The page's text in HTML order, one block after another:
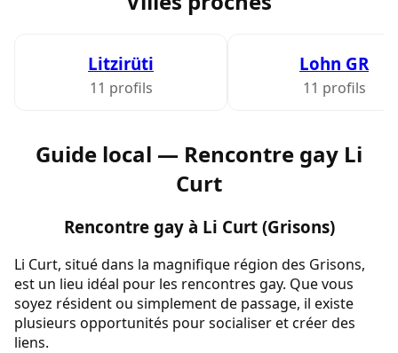
Litzirüti
11 profils
Lohn GR
11 profils
Guide local — Rencontre gay Li
Curt
Rencontre gay à Li Curt (Grisons)
Li Curt, situé dans la magnifique région des Grisons,
est un lieu idéal pour les rencontres gay. Que vous
soyez résident ou simplement de passage, il existe
plusieurs opportunités pour socialiser et créer des
liens.